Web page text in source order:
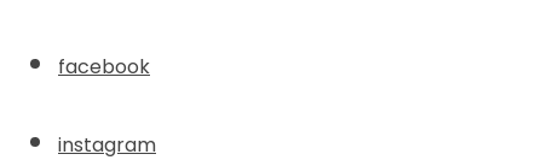
facebook
instagram